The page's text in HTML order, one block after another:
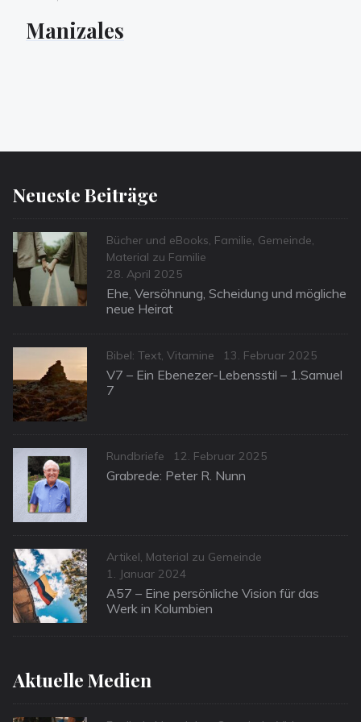
Manizales
Neueste Beiträge
Categories
Bücher und eBooks, Familie, Gemeinde,
Material zu Familie
Posted
on
28. April 2025
Ehe, Versöhnung, Scheidung und mögliche
neue Heirat
Categories
Bibel: Text, Vitamine
Posted
on
13. Februar 2025
V7 – Ein Ebenezer-Lebensstil – 1.Samuel
7
Categories
Rundbriefe
Posted
on
12. Februar 2025
Grabrede: Peter R. Nunn
Categories
Artikel, Material zu Gemeinde
Posted
on
1. Januar 2024
A57 – Eine persönliche Vision für das
Werk in Kolumbien
Aktuelle Medien